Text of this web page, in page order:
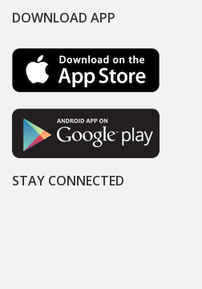
DOWNLOAD APP
STAY CONNECTED